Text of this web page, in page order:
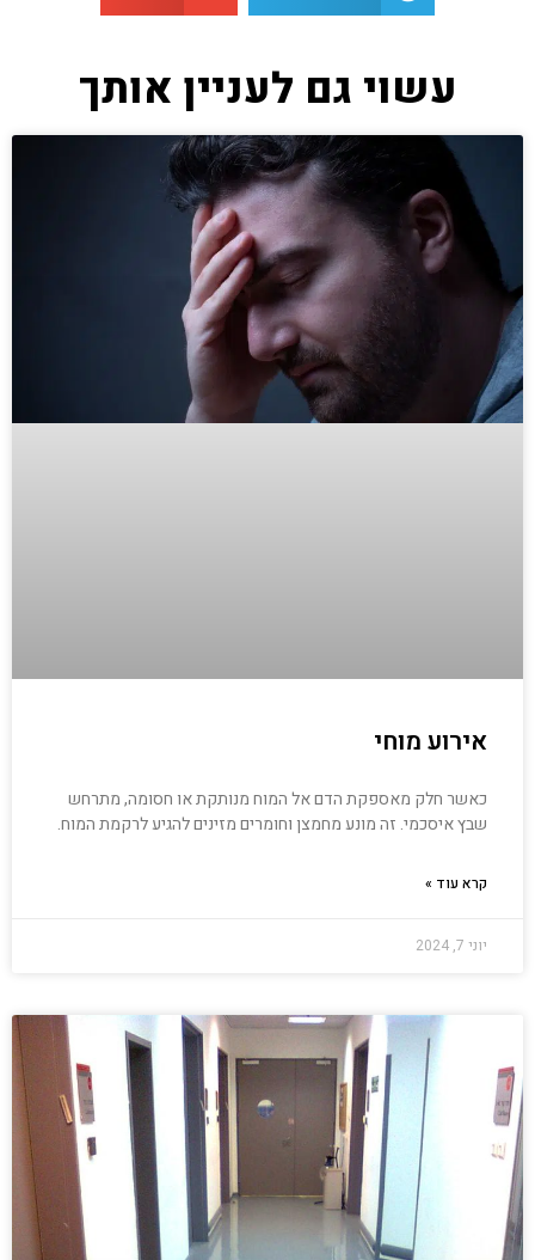
עשוי גם לעניין אותך
אירוע מוחי
כאשר חלק מאספקת הדם אל המוח מנותקת או חסומה, מתרחש
שבץ איסכמי. זה מונע מחמצן וחומרים מזינים להגיע לרקמת המוח.
קרא עוד »
יוני 7, 2024